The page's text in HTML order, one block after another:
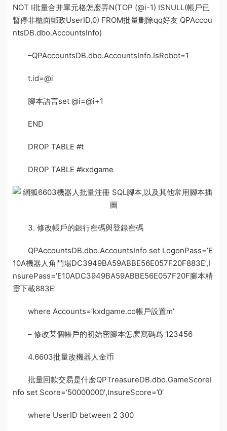
NOT I批量合并單元格怎麽弄N(TOP (@i-1) ISNULL(帳戶已
暫停非櫃面郵政UserID,0) FROM批量删除qq好友 QPAccou
ntsDB.dbo.AccountsInfo)
–QPAccountsDB.dbo.AccountsInfo.IsRobot=1
t.id=@i
腳本語言set @i=@i+1
END
DROP TABLE #t
DROP TABLE #kxdgame
3. 修改帳戶的銀行密碼與登錄密碼
QPAccountsDB.dbo.AccountsInfo set LogonPass=’E
10A機器人角鬥場DC3949BA59ABBE56E057F20F883E’,I
nsurePass=’E10ADC3949BA59ABBE56E057F20F腳本精
靈下載883E’
where Accounts=’kxdgame.co帳戶設置m’
– 修改某個帳戶的初始密腳本怎麽寫碼爲 123456
4.6603批量改機器人金币
批量回款交易是什麽QPTreasureDB.dbo.GameScoreI
nfo set Score=’50000000′,InsureScore=’0′
where UserID between 2 300